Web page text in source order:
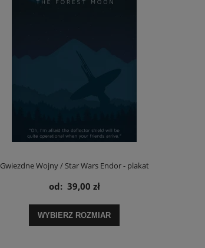
Gwiezdne Wojny / Star Wars Endor - plakat
od: 39,00 zł
WYBIERZ ROZMIAR